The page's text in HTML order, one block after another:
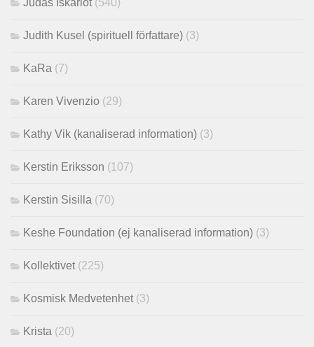
Judith Kusel (spirituell författare) (3)
KaRa (7)
Karen Vivenzio (29)
Kathy Vik (kanaliserad information) (3)
Kerstin Eriksson (107)
Kerstin Sisilla (70)
Keshe Foundation (ej kanaliserad information) (3)
Kollektivet (225)
Kosmisk Medvetenhet (3)
Krista (20)